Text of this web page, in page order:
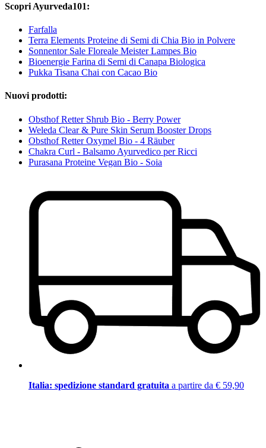
Scopri Ayurveda101:
Farfalla
Terra Elements Proteine di Semi di Chia Bio in Polvere
Sonnentor Sale Floreale Meister Lampes Bio
Bioenergie Farina di Semi di Canapa Biologica
Pukka Tisana Chai con Cacao Bio
Nuovi prodotti:
Obsthof Retter Shrub Bio - Berry Power
Weleda Clear & Pure Skin Serum Booster Drops
Obsthof Retter Oxymel Bio - 4 Räuber
Chakra Curl - Balsamo Ayurvedico per Ricci
Purasana Proteine Vegan Bio - Soia
Italia: spedizione standard gratuita a partire da € 59,90